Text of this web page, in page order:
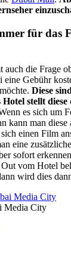
für das
auch die Frage
Gebühr
Diese
stellt diese
es sich um
kann man
einen Film
eine
sofort
vom Hotel
wird dies
Media City